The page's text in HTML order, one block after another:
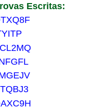
Escritas: